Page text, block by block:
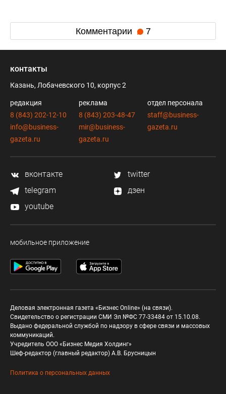
Комментарии 7
контакты
Казань, Лобачевского 10, корпус 2
редакция
8 (843) 202-12-10
info@business-
gazeta.ru
реклама
8 (843) 203-48-47
mir@business-
gazeta.ru
отдел персонала
staff@business-
gazeta.ru
вконтакте
twitter
telegram
дзен
youtube
мобильное приложение
Деловая электронная газета «Бизнес Online» (на связи).
Свидетельство о регистрации СМИ Эл №ФС 77-33484 от 15.10.08.
Выдано федеральной службой по надзору в сфере связи и массовых
коммуникаций.
Учредитель ООО «Бизнес Медия Холдинг»
Шеф-редактор (главный редактор) А.В. Брусницын
Политика о персональных данных